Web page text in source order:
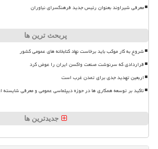
معرفی شیراوند بعنوان رئیس جدید فرهنگسرای نیاوران
پربحث ترین ها
شروع به کار موکب باید برخاست نهاد کتابخانه های عمومی کشور
قراردادی که سرنوشت صنعت واکسن ایران را عوض کرد
اربعین تهدید جدی برای تمدن غرب است
تاکید بر توسعه همکاری ها در حوزه دیپلماسی عمومی و معرفی شایسته
جدیدترین ها